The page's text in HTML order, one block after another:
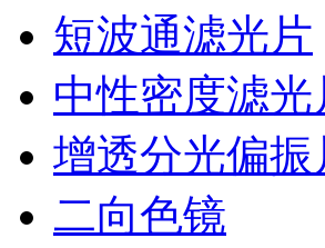
短波通滤光片
中性密度滤光
增透分光偏振
二向色镜